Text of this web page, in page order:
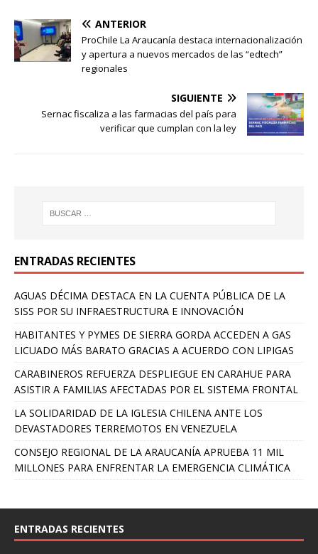
ANTERIOR
ProChile La Araucanía destaca internacionalización
y apertura a nuevos mercados de las “edtech”
regionales
SIGUIENTE
Sernac fiscaliza a las farmacias del país para
verificar que cumplan con la ley
ENTRADAS RECIENTES
AGUAS DÉCIMA DESTACA EN LA CUENTA PÚBLICA DE LA
SISS POR SU INFRAESTRUCTURA E INNOVACIÓN
HABITANTES Y PYMES DE SIERRA GORDA ACCEDEN A GAS
LICUADO MÁS BARATO GRACIAS A ACUERDO CON LIPIGAS
CARABINEROS REFUERZA DESPLIEGUE EN CARAHUE PARA
ASISTIR A FAMILIAS AFECTADAS POR EL SISTEMA FRONTAL
LA SOLIDARIDAD DE LA IGLESIA CHILENA ANTE LOS
DEVASTADORES TERREMOTOS EN VENEZUELA
CONSEJO REGIONAL DE LA ARAUCANÍA APRUEBA 11 MIL
MILLONES PARA ENFRENTAR LA EMERGENCIA CLIMÁTICA
ENTRADAS RECIENTES